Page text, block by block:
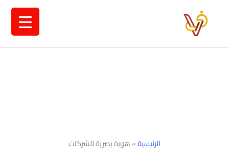
الرئيسية»هوية بصرية للشركات